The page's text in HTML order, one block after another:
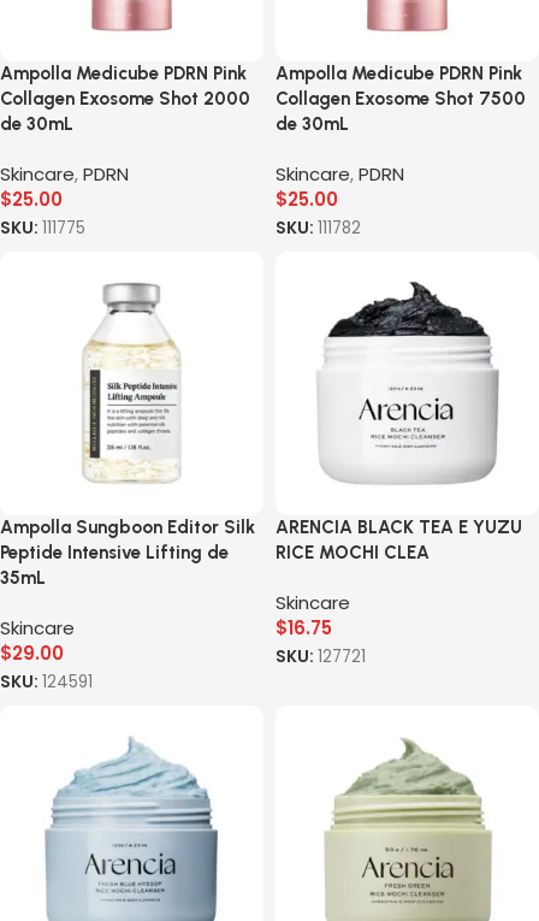
Ampolla Medicube PDRN Pink
Collagen Exosome Shot 2000
de 30mL
Skincare,PDRN
$25.00
SKU: 111775
Ampolla Medicube PDRN Pink
Collagen Exosome Shot 7500
de 30mL
Skincare,PDRN
$25.00
SKU: 111782
Ampolla Sungboon Editor Silk
Peptide Intensive Lifting de
35mL
Skincare
$29.00
SKU: 124591
ARENCIA BLACK TEA E YUZU
RICE MOCHI CLEA
Skincare
$16.75
SKU: 127721